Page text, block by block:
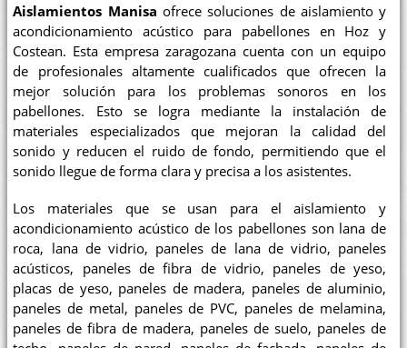
Aislamientos Manisa ofrece soluciones de aislamiento y
acondicionamiento acústico para pabellones en Hoz y
Costean. Esta empresa zaragozana cuenta con un equipo
de profesionales altamente cualificados que ofrecen la
mejor solución para los problemas sonoros en los
pabellones. Esto se logra mediante la instalación de
materiales especializados que mejoran la calidad del
sonido y reducen el ruido de fondo, permitiendo que el
sonido llegue de forma clara y precisa a los asistentes.
Los materiales que se usan para el aislamiento y
acondicionamiento acústico de los pabellones son lana de
roca, lana de vidrio, paneles de lana de vidrio, paneles
acústicos, paneles de fibra de vidrio, paneles de yeso,
placas de yeso, paneles de madera, paneles de aluminio,
paneles de metal, paneles de PVC, paneles de melamina,
paneles de fibra de madera, paneles de suelo, paneles de